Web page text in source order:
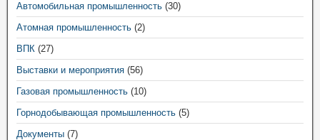
Автомобильная промышленность (30)
Атомная промышленность (2)
ВПК (27)
Выставки и мероприятия (56)
Газовая промышленность (10)
Горнодобывающая промышленность (5)
Документы (7)